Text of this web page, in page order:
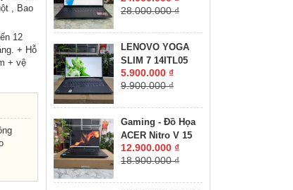
: 16.0'' Inch
ĐỒ HỌA GIÁ RẺ
512GB RTX A1000
6GB MÀN HÌNH :
14″ FHD IPS 60Hz
28.000.000 ₫
LENOVO YOGA
SLIM 7 14ITL05
RAM 8GB SSD
512GB MÀN HÌNH :
5.900.000 ₫
9.900.000 ₫
Gaming - Đồ Họa
ACER Nitro V 15
ANV15-41-R2UP
Máy LikeNew-Bảo
12.900.000 ₫
18.900.000 ₫
, Bao
12
+ Hỗ
+ vệ